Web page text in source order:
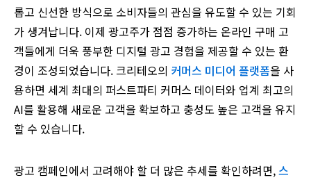
롭고 신선한 방식으로 소비자들의 관심을 유도할 수 있는 기회
가 생겨납니다. 이제 광고주가 점점 증가하는 온라인 구매 고
객들에게 더욱 풍부한 디지털 광고 경험을 제공할 수 있는 환
경이 조성되었습니다. 크리테오의 커머스 미디어 플랫폼을 사
용하면 세계 최대의 퍼스트파티 커머스 데이터와 업계 최고의
AI를 활용해 새로운 고객을 확보하고 충성도 높은 고객을 유지
할 수 있습니다.
광고 캠페인에서 고려해야 할 더 많은 추세를 확인하려면,스